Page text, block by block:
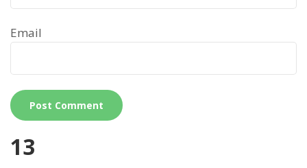
Email
13